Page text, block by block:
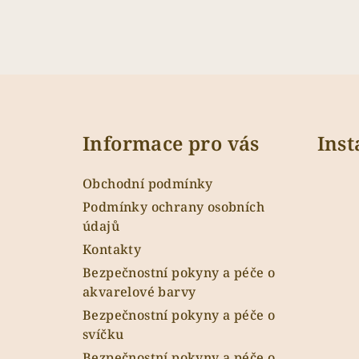
Informace pro vás
Obchodní podmínky
Podmínky ochrany osobních
údajů
Kontakty
Bezpečnostní pokyny a péče o
akvarelové barvy
Bezpečnostní pokyny a péče o
svíčku